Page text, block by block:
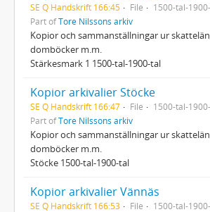
SE Q Handskrift 166:45 File
1500-tal-
Part ofTore Nilssons arkiv
Kopior och sammanställningar ur
domböcker m.m.
Stärkesmark 1 1500-tal-1900-tal
Kopior arkivalier Stöcke
SE Q Handskrift 166:47 File
1500-tal-
Part ofTore Nilssons arkiv
Kopior och sammanställningar ur
domböcker m.m.
Stöcke 1500-tal-1900-tal
Kopior arkivalier Vännäs
SE Q Handskrift 166:53 File
1500-tal-